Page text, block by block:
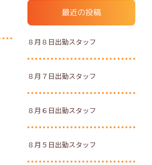
最近の投稿
８月８日出勤スタッフ
８月７日出勤スタッフ
８月６日出勤スタッフ
８月５日出勤スタッフ